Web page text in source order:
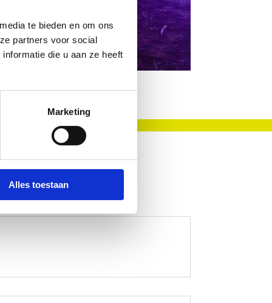
te bieden en om ons
partners voor social
die u aan ze heeft
Marketing
Alles toestaan
gekregen.